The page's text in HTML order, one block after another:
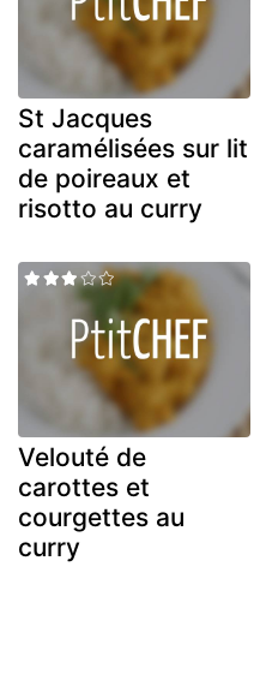
St Jacques
caramélisées sur lit
de poireaux et
risotto au curry
Velouté de
carottes et
courgettes au
curry